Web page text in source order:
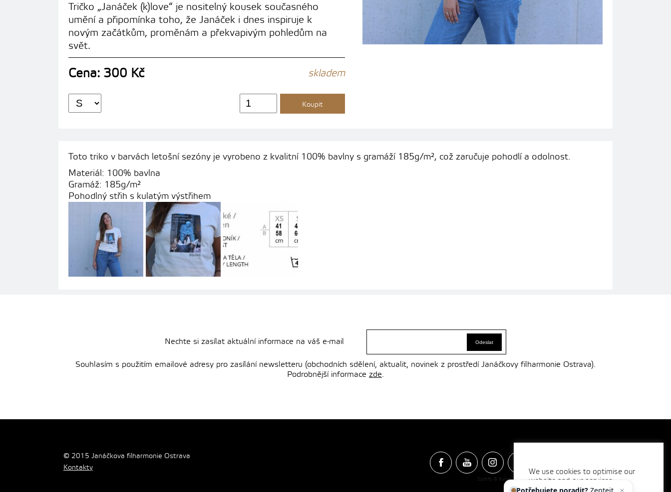
Tričko „Janáček (k)love“ je nositelný kousek současného
umění a připomínka toho, že Janáček i dnes inspiruje k
novým začátkům, proměnám a překvapivým pohledům na
svět.
Cena: 300 Kč skladem
Koupit
Toto triko v barvách letošní sezóny je vyrobeno z kvalitní 100% bavlny s gramáží 185g/m², což zaručuje pohodlí a odolnost.
Materiál: 100% bavlna
Gramáž: 185g/m²
Pohodlný střih s kulatým výstřihem
Nechte si zasílat aktuální informace na váš e-mail
Souhlasím s použitím emailové adresy pro zasílání newsletteru (obchodních sdělení, aktualit, novinek z prostředí Janáčkovy filharmonie Ostrava).
Podrobnější informace zde.
© 2015 Janáčkova filharmonie Ostrava
Kontakty
Spotify & Itunes Icons made byFreepikfrom www.flaticon.com
We use cookies to optimise our
website and our services.
Potřebujete poradit?Zeptejte